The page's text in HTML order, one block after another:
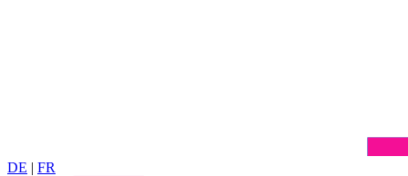
DE | FR